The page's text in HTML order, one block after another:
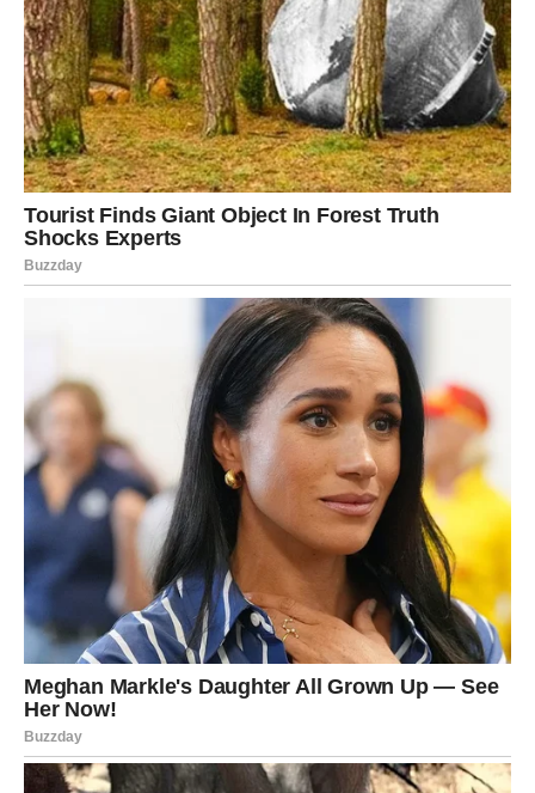
reaguješ odmah, zapravo je privid. Osećanja se
pojačavaju, impulsivnost raste, ego se budi, a stari
strahovi se vraćaju.
Ovo je period kada:
možeš pogrešno proceniti osobu,
možeš naglo prekinuti odnos koji još ima vrednost,
možeš slučajno sabotirati sebe,
možeš potrošiti novac na pogrešnu stvar,
možeš izabrati pogrešan put samo zato što želiš brzu
promenu,
možeš reći nešto zbog čega ćeš se kasnije kajati.
Sve je izoštreno, ali ništa nije stabilno.
Zato univerzum jasno govori:
„Stani. Udahni. Sačekaj.“
Jer ono što ti danas deluje teško, već za nekoliko dana